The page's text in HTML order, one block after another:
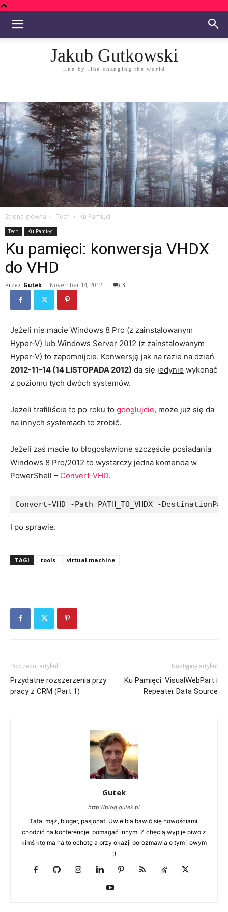
Jakub Gutkowski
line by line changing the world
Strona główna Tech Ku Pamięci
Tech Ku Pamięci
Ku pamięci: konwersja VHDX
do VHD
Przez Gutek - November 14, 2012 3
Jeżeli nie macie Windows 8 Pro (z zainstalowanym
Hyper-V) lub Windows Server 2012 (z zainstalowanym
Hyper-V) to zapomnijcie. Konwersję jak na razie na dzień
2012-11-14 (14 LISTOPADA 2012) da się jedynie wykonać
z poziomu tych dwóch systemów.
Jeżeli trafiliście to po roku to googlujcie, może już się da
na innych systemach to zrobić.
Jeżeli zaś macie to błogosławione szczęście posiadania
Windows 8 Pro/2012 to wystarczy jedna komenda w
PowerShell – Convert-VHD.
Convert-VHD -Path PATH_TO_VHDX -DestinationPath
I po sprawie.
TAGI tools virtual machine
Poprzedni artykuł
Przydatne rozszerzenia przy
pracy z CRM (Part 1)
Następny artykuł
Ku Pamięci: VisualWebPart i
Repeater Data Source
Gutek
http://blog.gutek.pl
Tata, mąż, bloger, pasjonat. Uwielbia bawić się nowościami,
chodzić na konferencje, pomagać innym. Z chęcią wypije piwo z
kimś kto ma na to ochotę a przy okazji porozmawia o tym i owym
:)